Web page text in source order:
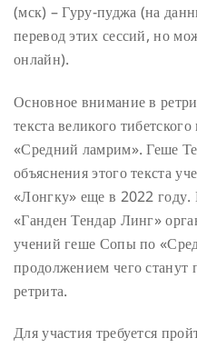
(мск) – Гуру-пуджа (на
перевод этих сессий, но
онлайн).
Основное внимание в
текста великого
«Средний ламрим». Геше
объяснения этого текста
«Лонгку» еще в 2022
«Ганден Тендар Линг»
учений геше Сопы по
продолжением чего станут
ретрита.
Для участия требуется